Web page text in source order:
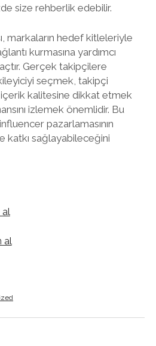
size rehberlik edebilir.
markaların hedef kitleleriyle
kurmasına yardımcı
Gerçek takipçilere
seçmek, takipçi
kalitesine dikkat etmek
izlemek önemlidir. Bu
pazarlamasının
katkı sağlayabileceğini
al